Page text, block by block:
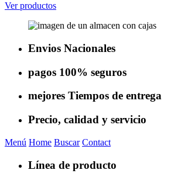
Ver productos
Envios Nacionales
pagos 100% seguros
mejores Tiempos de entrega
Precio, calidad y servicio
Menú Home Buscar Contact
Línea de producto